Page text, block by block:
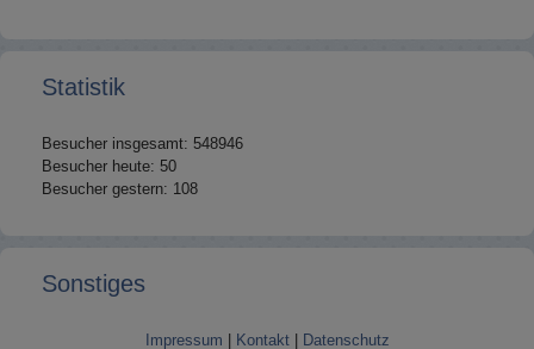
Statistik
Besucher insgesamt: 548946
Besucher heute: 50
Besucher gestern: 108
Sonstiges
Impressum | Kontakt| Datenschutz